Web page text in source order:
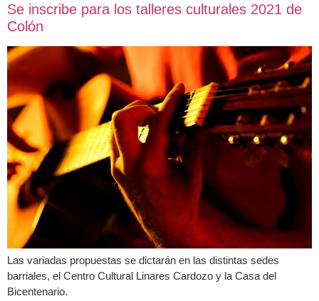
Se inscribe para los talleres culturales 2021 de
Colón
Las variadas propuestas se dictarán en las distintas sedes
barriales, el Centro Cultural Linares Cardozo y la Casa del
Bicentenario.